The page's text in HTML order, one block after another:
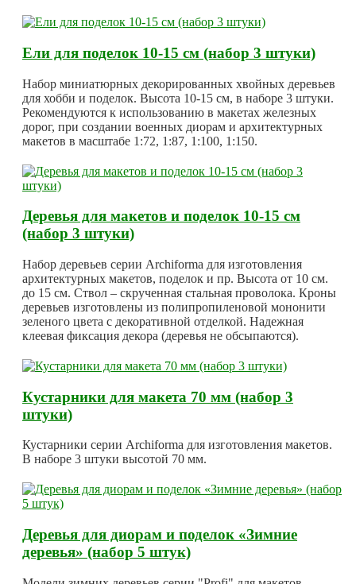
Ели для поделок 10-15 см (набор 3 штуки)
Набор миниатюрных декорированных хвойных деревьев
для хобби и поделок. Высота 10-15 см, в наборе 3 штуки.
Рекомендуются к использованию в макетах железных
дорог, при создании военных диорам и архитектурных
макетов в масштабе 1:72, 1:87, 1:100, 1:150.
Деревья для макетов и поделок 10-15 см
(набор 3 штуки)
Набор деревьев серии Archiforma для изготовления
архитектурных макетов, поделок и пр. Высота от 10 см.
до 15 см. Ствол – скрученная стальная проволока. Кроны
деревьев изготовлены из полипропиленовой мононити
зеленого цвета с декоративной отделкой. Надежная
клеевая фиксация декора (деревья не обсыпаются).
Кустарники для макета 70 мм (набор 3
штуки)
Кустарники серии Archiforma для изготовления макетов.
В наборе 3 штуки высотой 70 мм.
Деревья для диорам и поделок «Зимние
деревья» (набор 5 штук)